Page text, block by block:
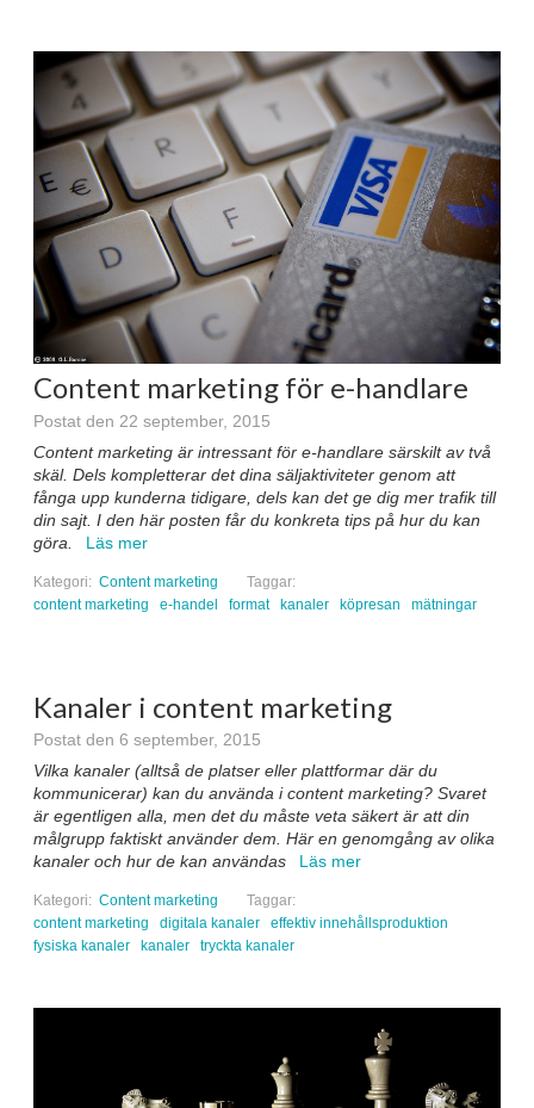
Content marketing för e-handlare
Postat den 22 september, 2015
Content marketing är intressant för e-handlare särskilt av två
skäl. Dels kompletterar det dina säljaktiviteter genom att
fånga upp kunderna tidigare, dels kan det ge dig mer trafik till
din sajt. I den här posten får du konkreta tips på hur du kan
göra.
Läs mer
Kategori: Content marketing
Taggar:
content marketing
e-handel format kanaler köpresan mätningar
Kanaler i content marketing
Postat den 6 september, 2015
Vilka kanaler (alltså de platser eller plattformar där du
kommunicerar) kan du använda i content marketing? Svaret
är egentligen alla, men det du måste veta säkert är att din
målgrupp faktiskt använder dem. Här en genomgång av olika
kanaler och hur de kan användas
Läs mer
Kategori: Content marketing
Taggar:
content marketing
digitala kanaler
effektiv innehållsproduktion
fysiska kanaler
kanaler tryckta kanaler